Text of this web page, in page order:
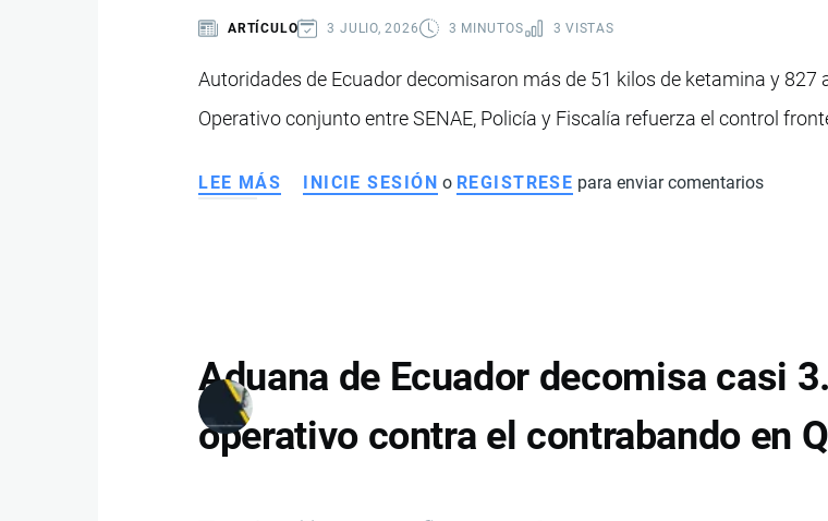
ILEGAL
ECUADOR
ARTÍCULO 3 JULIO, 2026 3 MINUTOS 3 VISTAS
Autoridades de Ecuador decomisaron más de 51 kilos de ketamina y
Operativo conjunto entre SENAE, Policía y Fiscalía refuerza el control
LEE MÁS SOBRE
KETAMINA
EN
FRONTERA
INICIE SESIÓN o REGISTRESE para enviar comentarios
Aduana de Ecuador decomisa casi
operativo contra el contrabando en